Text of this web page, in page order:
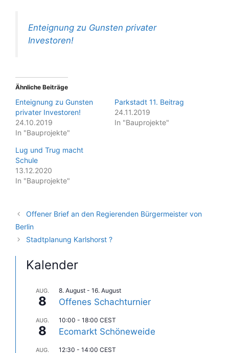
Enteignung zu Gunsten privater
Investoren!
Ähnliche Beiträge
Enteignung zu Gunsten
privater Investoren!
24.10.2019
In "Bauprojekte"
Parkstadt 11. Beitrag
24.11.2019
In "Bauprojekte"
Lug und Trug macht
Schule
13.12.2020
In "Bauprojekte"
Offener Brief an den Regierenden Bürgermeister von
Berlin
Stadtplanung Karlshorst ?
Kalender
AUG.
8
8. August - 16. August
Offenes Schachturnier
AUG.
8
10:00 - 18:00 CEST
Ecomarkt Schöneweide
AUG. 12:30 - 14:00 CEST